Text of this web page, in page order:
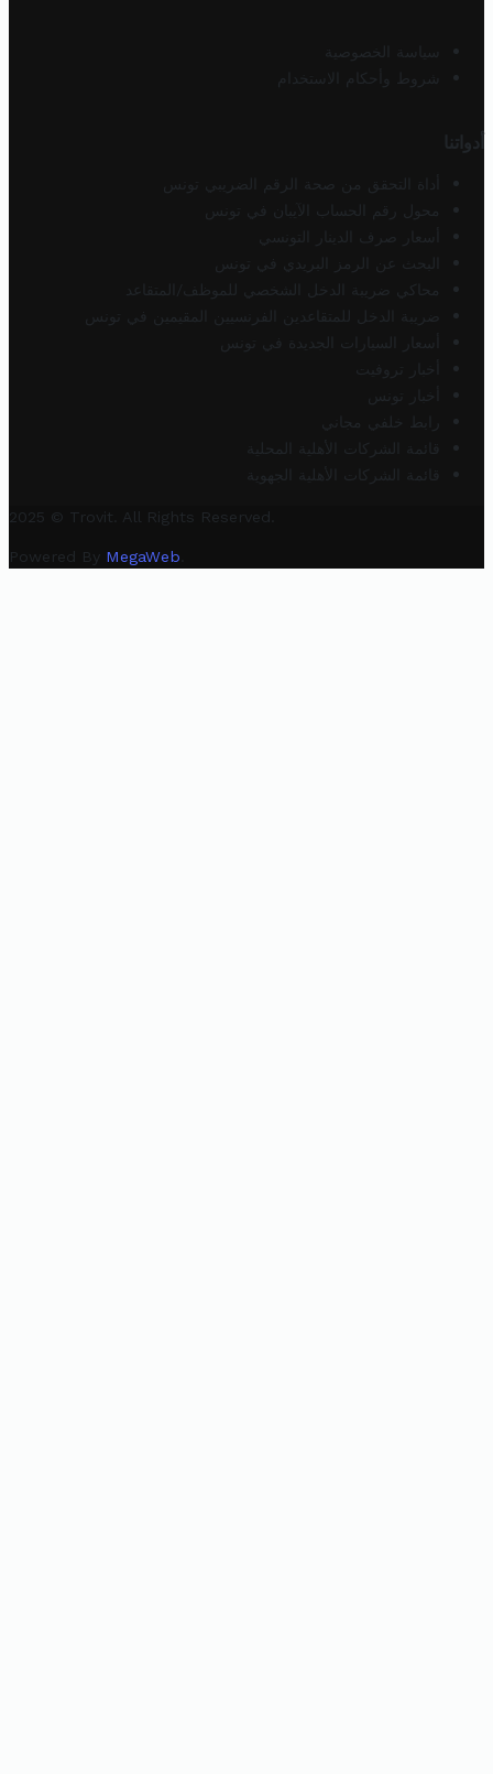
سياسة الخصوصية
شروط وأحكام الاستخدام
أدواتنا
أداة التحقق من صحة الرقم الضريبي تونس
محول رقم الحساب الآيبان في تونس
أسعار صرف الدينار التونسي
البحث عن الرمز البريدي في تونس
محاكي ضريبة الدخل الشخصي للموظف/المتقاعد
ضريبة الدخل للمتقاعدين الفرنسيين المقيمين في تونس
أسعار السيارات الجديدة في تونس
أخبار تروفيت
أخبار تونس
رابط خلفي مجاني
قائمة الشركات الأهلية المحلية
قائمة الشركات الأهلية الجهوية
2025 © Trovit. All Rights Reserved.
Powered By MegaWeb